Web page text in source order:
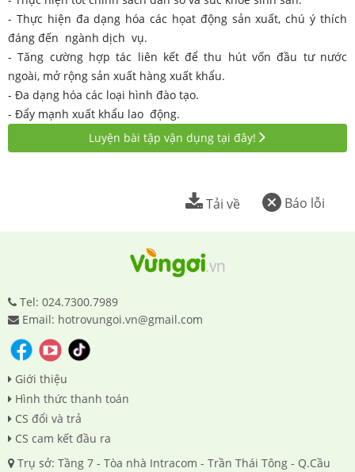
- Thực hiện đa dạng hóa các họat động sản xuất, chú ý thích
đáng đến ngành dịch vụ.
- Tăng cường hợp tác liên kết để thu hút vốn đầu tư nước
ngoài, mở rộng sản xuất hàng xuất khẩu.
- Đa dạng hóa các loại hình đào tạo.
- Đẩy mạnh xuất khẩu lao động.
Luyện bài tập vận dụng tại đây!
Báo lỗi
Tải về
Tel: 024.7300.7989
Email: hotrovungoi.vn@gmail.com
Giới thiệu
Hình thức thanh toán
CS đổi và trả
CS cam kết đầu ra
Trụ sở: Tầng 7 - Tòa nhà Intracom - Trần Thái Tông - Q.Cầu